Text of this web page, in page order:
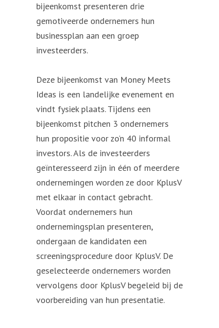
bijeenkomst presenteren drie
gemotiveerde ondernemers hun
businessplan aan een groep
investeerders.
Deze bijeenkomst van Money Meets
Ideas is een landelijke evenement en
vindt fysiek plaats. Tijdens een
bijeenkomst pitchen 3 ondernemers
hun propositie voor zo’n 40 informal
investors. Als de investeerders
geïnteresseerd zijn in één of meerdere
ondernemingen worden ze door KplusV
met elkaar in contact gebracht.
Voordat ondernemers hun
ondernemingsplan presenteren,
ondergaan de kandidaten een
screeningsprocedure door KplusV. De
geselecteerde ondernemers worden
vervolgens door KplusV begeleid bij de
voorbereiding van hun presentatie.